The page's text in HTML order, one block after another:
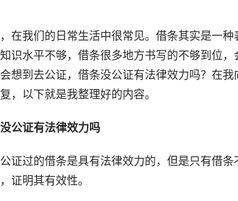
我们的日常生活中很常见。借条其实是一种
识水平不够，借条很多地方书写的不够到位
想到去公证，借条没公证有法律效力吗？在我
，以下就是我整理好的内容。
公证有法律效力吗
过的借条是具有法律效力的，但是只有借条
证明其有效性。